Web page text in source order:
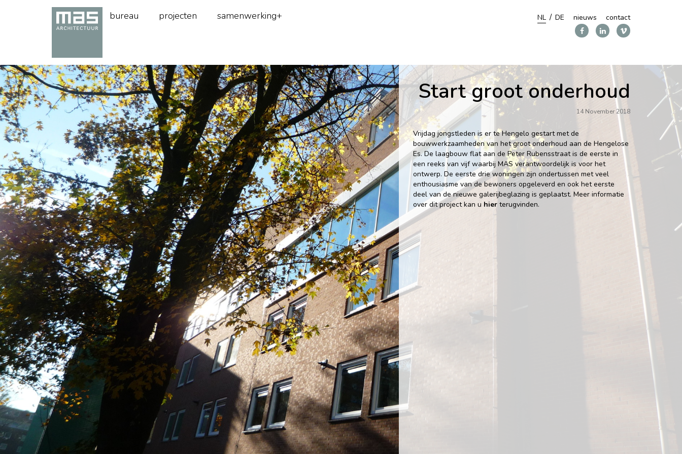
bureau projecten samenwerking+ nieuws contact
NL DE
Start groot onderhoud
14 November 2018
Vrijdag jongstleden is er te Hengelo gestart met de
bouwwerkzaamheden van het groot onderhoud aan de Hengelose
Es. De laagbouw flat aan de Peter Rubensstraat is de eerste in
een reeks van vijf waarbij MAS verantwoordelijk is voor het
ontwerp. De eerste drie woningen zijn ondertussen met veel
enthousiasme van de bewoners opgeleverd en ook het eerste
deel van de nieuwe galerijbeglazing is geplaatst. Meer informatie
over dit project kan u hier terugvinden.